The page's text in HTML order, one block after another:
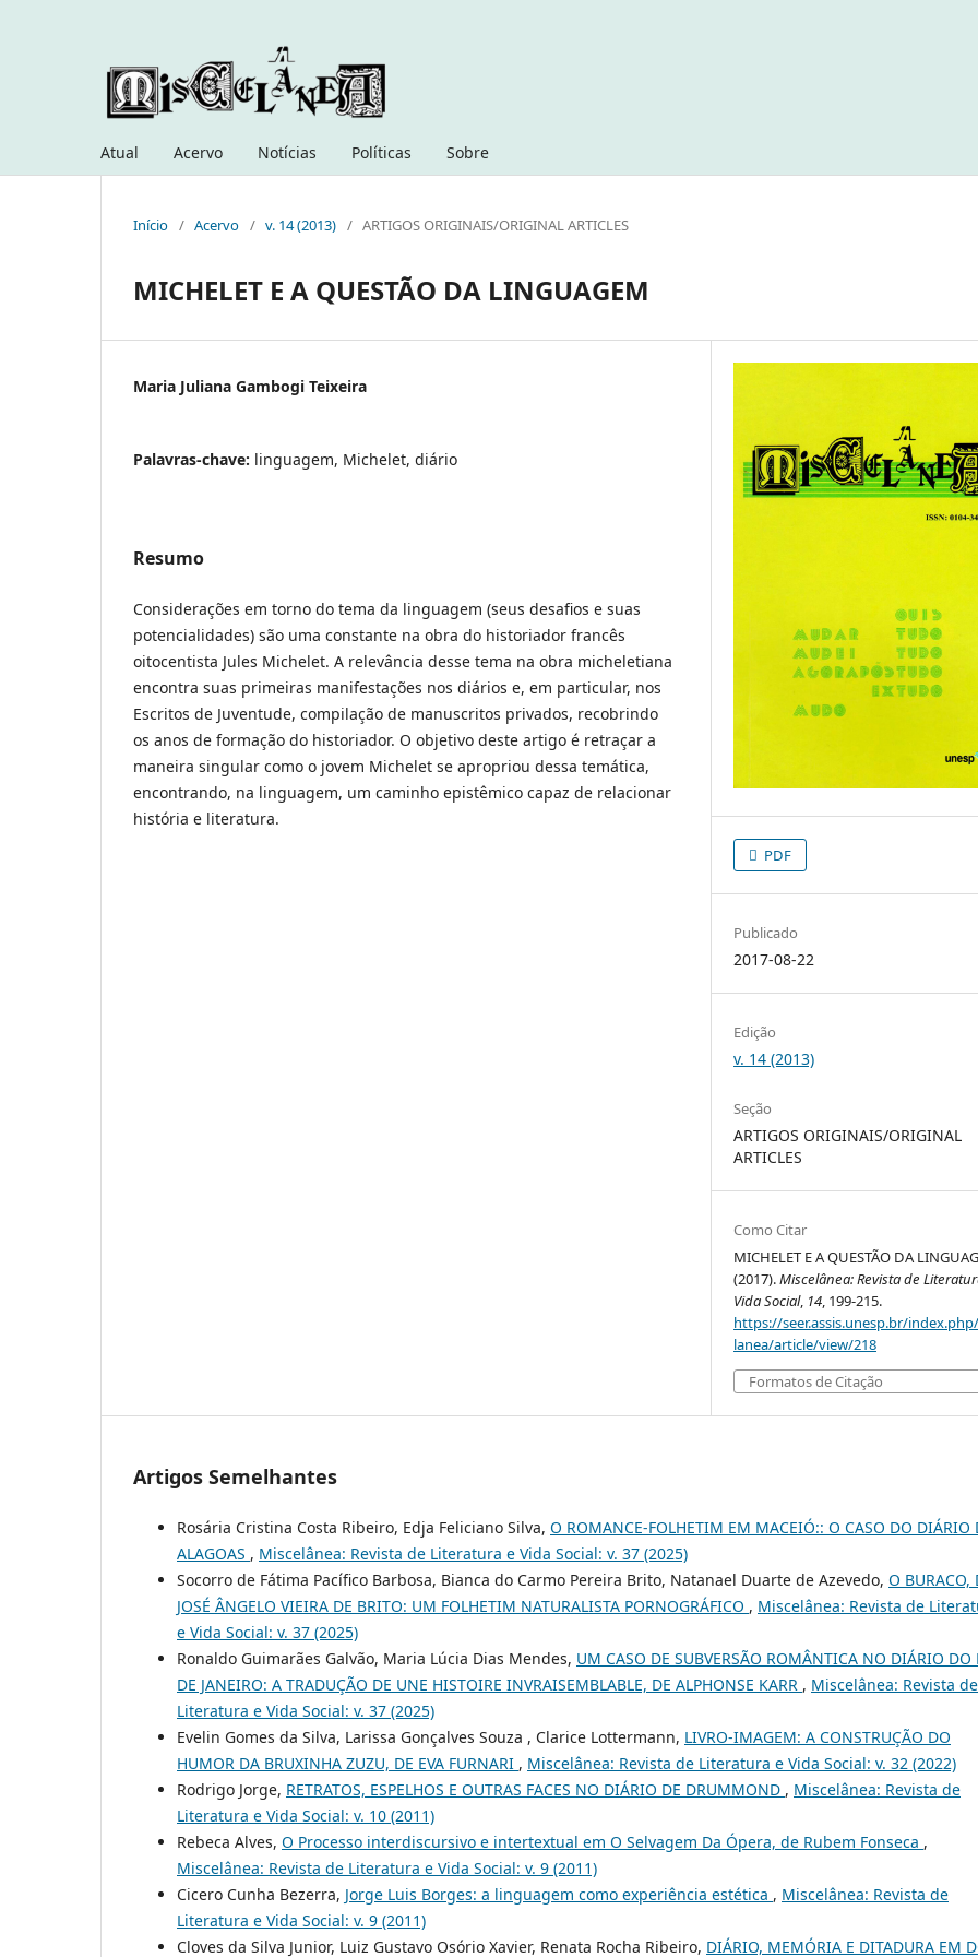
Atual Acervo Notícias Políticas Sobre
Início / Acervo / v. 14 (2013) / ARTIGOS ORIGINAIS/ORIGINAL ARTICLES
MICHELET E A QUESTÃO DA LINGUAGEM
Maria Juliana Gambogi Teixeira
Palavras-chave: linguagem, Michelet, diário
Resumo
Considerações em torno do tema da linguagem (seus desafios e suas
potencialidades) são uma constante na obra do historiador francês
oitocentista Jules Michelet. A relevância desse tema na obra micheletiana
encontra suas primeiras manifestações nos diários e, em particular, nos
Escritos de Juventude, compilação de manuscritos privados, recobrindo
os anos de formação do historiador. O objetivo deste artigo é retraçar a
maneira singular como o jovem Michelet se apropriou dessa temática,
encontrando, na linguagem, um caminho epistêmico capaz de relacionar
história e literatura.
PDF
Publicado
2017-08-22
Edição
v. 14 (2013)
Seção
ARTIGOS ORIGINAIS/ORIGINAL
ARTICLES
Como Citar
MICHELET E A QUESTÃO DA
(2017).Miscelânea: Revista de
Vida Social, 14, 199-215.
https://seer.assis.unesp.br/
lanea/article/view/218
Formatos de Citação
Artigos Semelhantes
Rosária Cristina Costa Ribeiro, Edja Feliciano Silva, O ROMANCE-FOLHETIM EM MACEIÓ:: O CASO DO DIÁRIO
ALAGOAS , Miscelânea: Revista de Literatura e Vida Social: v. 37 (2025)
Socorro de Fátima Pacífico Barbosa, Bianca do Carmo Pereira Brito, Natanael Duarte de Azevedo, O BURACO,
JOSÉ ÂNGELO VIEIRA DE BRITO: UM FOLHETIM NATURALISTA PORNOGRÁFICO , Miscelânea: Revista de
e Vida Social: v. 37 (2025)
Ronaldo Guimarães Galvão, Maria Lúcia Dias Mendes, UM CASO DE SUBVERSÃO ROMÂNTICA NO DIÁRIO DO
DE JANEIRO: A TRADUÇÃO DE UNE HISTOIRE INVRAISEMBLABLE, DE ALPHONSE KARR , Miscelânea: Revista de
Literatura e Vida Social: v. 37 (2025)
Evelin Gomes da Silva, Larissa Gonçalves Souza , Clarice Lottermann, LIVRO-IMAGEM: A CONSTRUÇÃO DO
HUMOR DA BRUXINHA ZUZU, DE EVA FURNARI , Miscelânea: Revista de Literatura e Vida Social: v. 32 (2022)
Rodrigo Jorge, RETRATOS, ESPELHOS E OUTRAS FACES NO DIÁRIO DE DRUMMOND , Miscelânea: Revista de
Literatura e Vida Social: v. 10 (2011)
Rebeca Alves, O Processo interdiscursivo e intertextual em O Selvagem Da Ópera, de Rubem Fonseca ,
Miscelânea: Revista de Literatura e Vida Social: v. 9 (2011)
Cicero Cunha Bezerra, Jorge Luis Borges: a linguagem como experiência estética , Miscelânea: Revista de
Literatura e Vida Social: v. 9 (2011)
Cloves da Silva Junior, Luiz Gustavo Osório Xavier, Renata Rocha Ribeiro, DIÁRIO, MEMÓRIA E DITADURA EM